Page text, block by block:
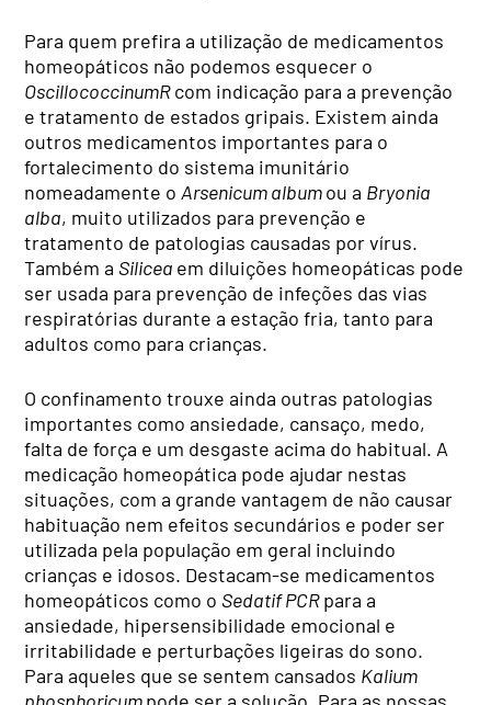
Para quem prefira a utilização de medicamentos
homeopáticos não podemos esquecer o
OscillococcinumRcom indicação para a prevenção
e tratamento de estados gripais. Existem ainda
outros medicamentos importantes para o
fortalecimento do sistema imunitário
nomeadamente oArsenicum albumou a Bryonia
alba, muito utilizados para prevenção e
tratamento de patologias causadas por vírus.
Também a Silicea em diluições homeopáticas pode
ser usada para prevenção de infeções das vias
respiratórias durante a estação fria, tanto para
adultos como para crianças.
O confinamento trouxe ainda outras patologias
importantes como ansiedade, cansaço, medo,
falta de força e um desgaste acima do habitual. A
medicação homeopática pode ajudar nestas
situações, com a grande vantagem de não causar
habituação nem efeitos secundários e poder ser
utilizada pela população em geral incluindo
crianças e idosos. Destacam-se medicamentos
homeopáticos como o Sedatif PCRpara a
ansiedade, hipersensibilidade emocional e
irritabilidade e perturbações ligeiras do sono.
Para aqueles que se sentem cansados Kalium